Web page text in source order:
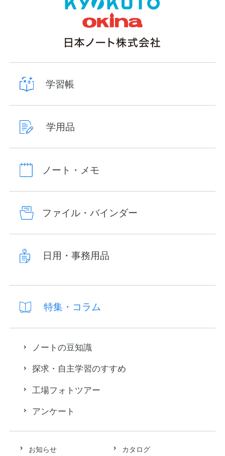
お知らせ カタログ
学習帳
学用品
ノート・メモ
ファイル・バインダー
日用・事務用品
特集・コラム
ノートの豆知識
探求・自主学習のすすめ
工場フォトツアー
アンケート